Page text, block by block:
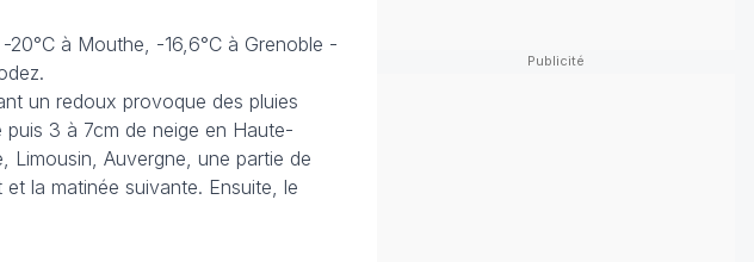
20°C à Mouthe, -16,6°C à Grenoble -
un redoux provoque des pluies
3 à 7cm de neige en Haute-
Limousin, Auvergne, une partie de
la matinée suivante. Ensuite, le